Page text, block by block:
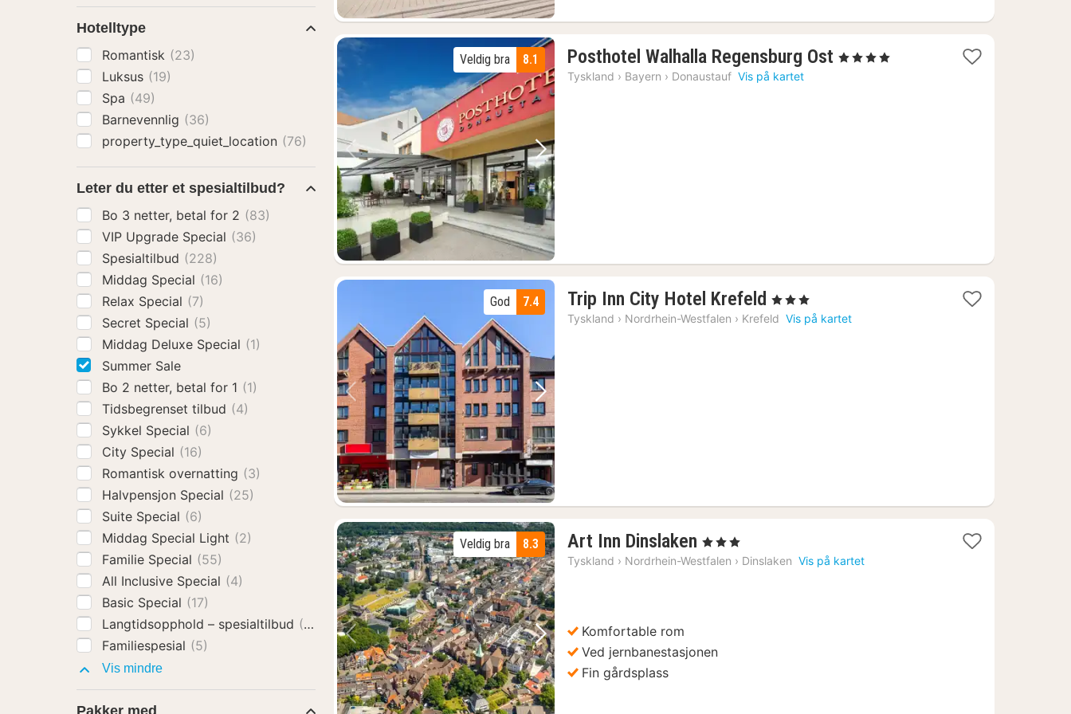
Forrige bilde Neste bilde
8.1
Veldig bra Posthotel Walhalla Regensburg Ost 2
, 4 Stjerner
Tyskland › Bayern › Donaustauf Vis på kartet
Forrige bilde Neste bilde
7.4
God Trip Inn City Hotel Krefeld 2
netter
, 3 Stjerner
Tyskland › Nordrhein-Westfalen › Krefeld Vis på kartet
Forrige bilde Neste bilde
8.3
Veldig bra Art Inn Dinslaken 1
natt
, 3 Stjerner
Tyskland › Nordrhein-Westfalen › Dinslaken Vis på kartet
Komfortable rom
Ved jernbanestasjonen
Fin gårdsplass
Hotelltype
Romantisk (23)
Luksus (19)
Spa (49)
Barnevennlig (36)
property_type_quiet_location (76)
Leter du etter et spesialtilbud?
Bo 3 netter, betal for 2 (83)
VIP Upgrade Special (36)
Spesialtilbud (228)
Middag Special (16)
Relax Special (7)
Secret Special (5)
Middag Deluxe Special (1)
Summer Sale
Bo 2 netter, betal for 1 (1)
Tidsbegrenset tilbud (4)
Sykkel Special (6)
City Special (16)
Romantisk overnatting (3)
Halvpensjon Special (25)
Suite Special (6)
Middag Special Light (2)
Familie Special (55)
All Inclusive Special (4)
Basic Special (17)
Langtidsopphold – spesialtilbud (2)
Familiespesial (5)
Vis mindreLeter
Pakker med